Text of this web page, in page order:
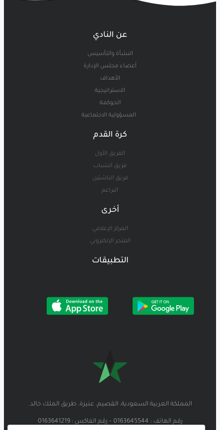
عن النادي
النشأة والتأسيس
أعضاء مجلس الإدارة
الأهداف
الاستراتيجية
الحوكمة
المسؤولية الاجتماعية
كرة القدم
الفريق الأول
فريق الشباب
فريق الناشئين
البراعم
أخرى
المركز الإعلامي
المتجر الإلكتروني
التطبيقات
المملكة العربية السعودية، القصيم، عنيزة، طريق الملك خالد.
رقم الهاتف : 0163645544 – رقم الفاكس : 0163641219